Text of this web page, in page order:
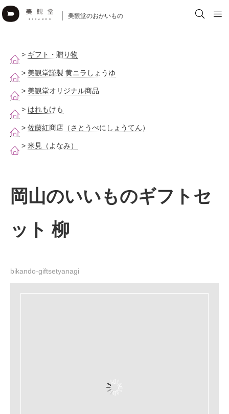
美観堂のおかいもの
> ギフト・贈り物
> 美観堂謹製 黄ニラしょうゆ
> 美観堂オリジナル商品
> はれもけも
> 佐藤紅商店（さとうべにしょうてん）
> 米見（よなみ）
岡山のいいものギフトセ
ット 柳
bikando-giftsetyanagi